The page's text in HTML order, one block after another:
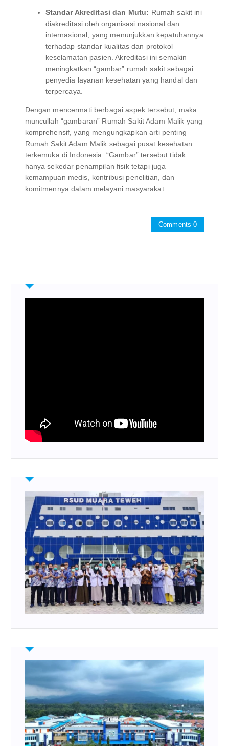
Standar Akreditasi dan Mutu: Rumah sakit ini
diakreditasi oleh organisasi nasional dan
internasional, yang menunjukkan kepatuhannya
terhadap standar kualitas dan protokol
keselamatan pasien. Akreditasi ini semakin
meningkatkan “gambar” rumah sakit sebagai
penyedia layanan kesehatan yang handal dan
terpercaya.
Dengan mencermati berbagai aspek tersebut, maka
muncullah “gambaran” Rumah Sakit Adam Malik yang
komprehensif, yang mengungkapkan arti penting
Rumah Sakit Adam Malik sebagai pusat kesehatan
terkemuka di Indonesia. “Gambar” tersebut tidak
hanya sekedar penampilan fisik tetapi juga
kemampuan medis, kontribusi penelitian, dan
komitmennya dalam melayani masyarakat.
Comments 0